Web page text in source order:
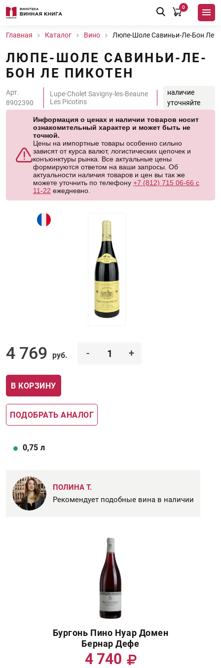
0
Главная Каталог Вино Люпе-Шоле Савиньи-Ле-Бон Ле
ЛЮПЕ-ШОЛЕ САВИНЬИ-ЛЕ-
БОН ЛЕ ПИКОТЕН
Арт.
8902390
Lupe-Cholet Savigny-les-Beaune
Les Picotins
наличие
уточняйте
Информация о ценах и наличии товаров носит
ознакомительный характер и может быть не
точной.
Цены на импортные товары особенно сильно
зависят от курса валют, логистических цепочек и
конъюнктуры рынка. Все актуальные цены
формируются ответом на ваши запросы. Об
актуальности наличия товаров и цен вы так же
можете уточнить по телефону +7 (812) 715 06-66 с
11-22 ежедневно.
4 769 руб. - +
В КОРЗИНУ
ПОДОБРАТЬ АНАЛОГ
0,75 л
ПОЛИНА Т.
Рекомендует подобные вина в наличии
Бургонь Пино Нуар Домен
Бернар Дефе
4 740